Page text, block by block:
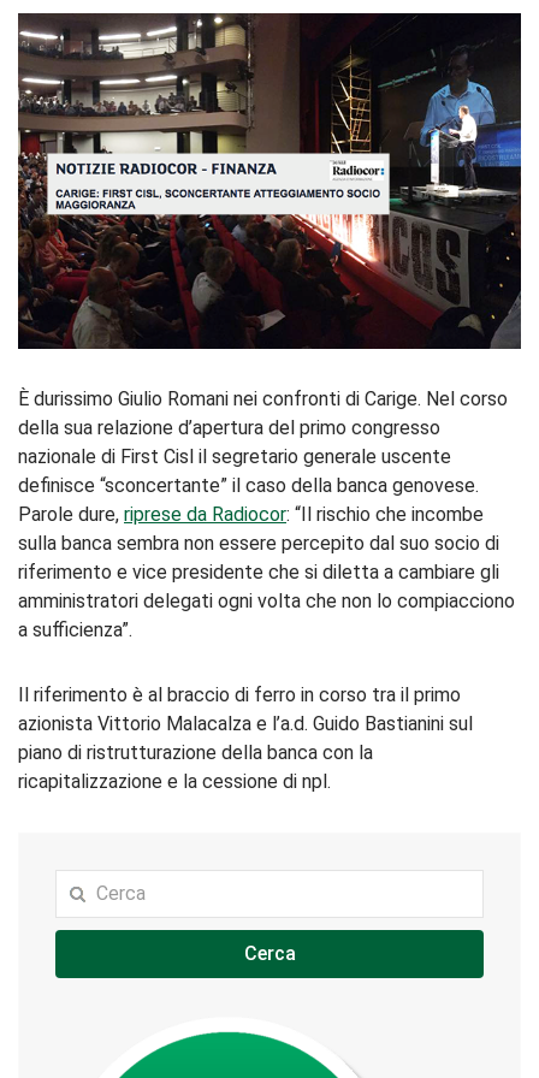
È durissimo Giulio Romani nei confronti di Carige. Nel corso
della sua relazione d’apertura del primo congresso
nazionale di First Cisl il segretario generale uscente
definisce “sconcertante” il caso della banca genovese.
Parole dure, riprese da Radiocor: “Il rischio che incombe
sulla banca sembra non essere percepito dal suo socio di
riferimento e vice presidente che si diletta a cambiare gli
amministratori delegati ogni volta che non lo compiacciono
a sufficienza”.
Il riferimento è al braccio di ferro in corso tra il primo
azionista Vittorio Malacalza e l’a.d. Guido Bastianini sul
piano di ristrutturazione della banca con la
ricapitalizzazione e la cessione di npl.
Cerca